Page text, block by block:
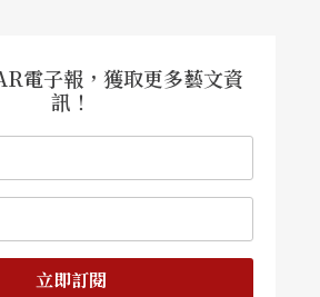
電子報，獲取更多藝文資
訊！
立即訂閱